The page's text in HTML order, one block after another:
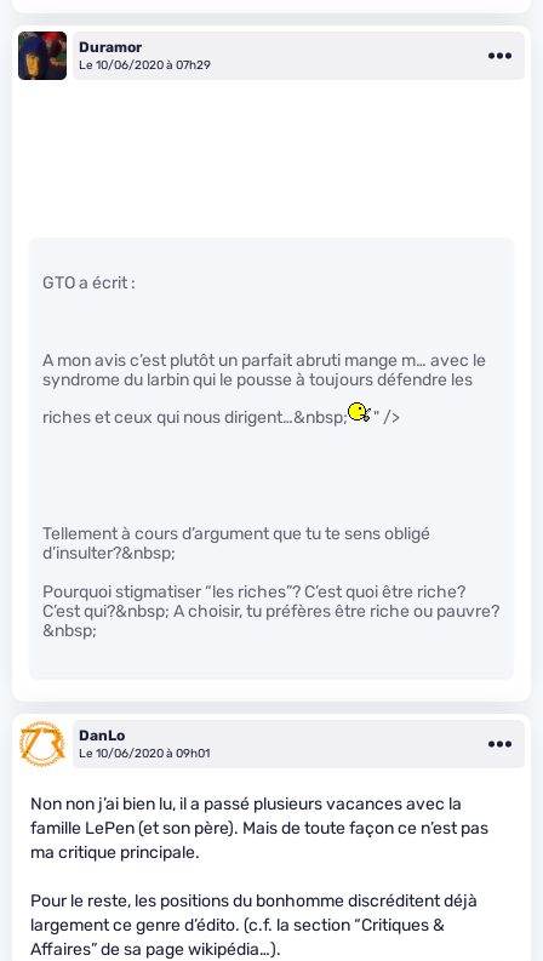
Duramor
Le 10/06/2020 à 07h29
GTO a écrit :
A mon avis c’est plutôt un parfait abruti mange m… avec le
syndrome du larbin qui le pousse à toujours défendre les
riches et ceux qui nous dirigent…&nbsp;
" />
Tellement à cours d’argument que tu te sens obligé
d’insulter?&nbsp;
Pourquoi stigmatiser “les riches”? C’est quoi être riche?
C’est qui?&nbsp; A choisir, tu préfères être riche ou pauvre?
&nbsp;
DanLo
Le 10/06/2020 à 09h01
Non non j’ai bien lu, il a passé plusieurs vacances avec la
famille LePen (et son père). Mais de toute façon ce n’est pas
ma critique principale.
Pour le reste, les positions du bonhomme discréditent déjà
largement ce genre d’édito. (c.f. la section “Critiques &
Affaires” de sa page wikipédia…).